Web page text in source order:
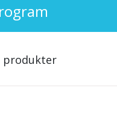
produkter